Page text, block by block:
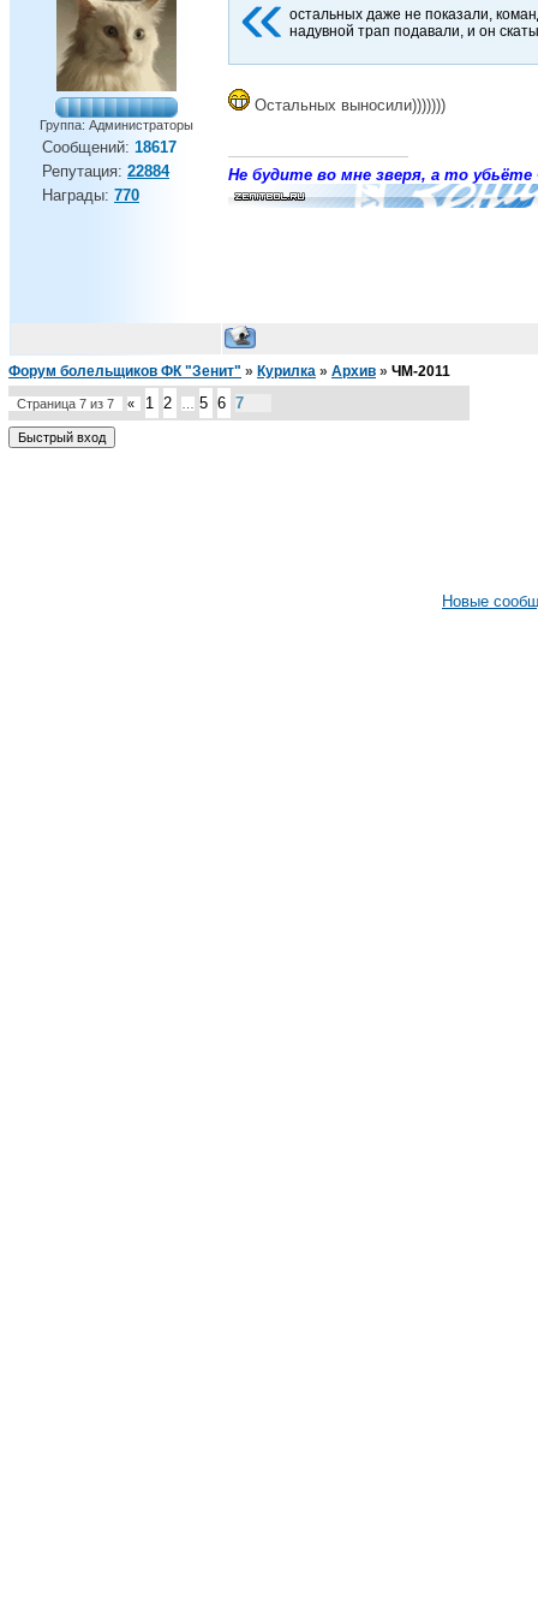
Группа: Администраторы
Сообщений: 18617
Репутация: 22884
Награды: 770
остальных даже не показали,
надувной трап подавали, и он
Остальных выносили)))))))
Не будите во мне зверя, а то убьёте
Форум болельщиков ФК "Зенит" » Курилка » Архив » ЧМ-2011
Страница 7 из 7 « 1 2 5 6 7
Новые